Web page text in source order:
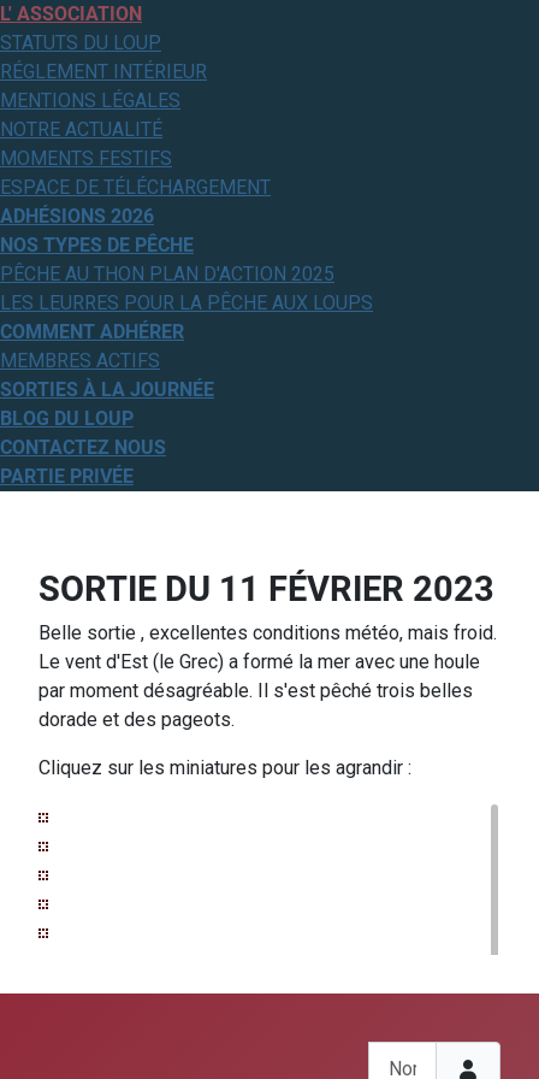
L' ASSOCIATION
STATUTS DU LOUP
RÉGLEMENT INTÉRIEUR
MENTIONS LÉGALES
NOTRE ACTUALITÉ
MOMENTS FESTIFS
ESPACE DE TÉLÉCHARGEMENT
ADHÉSIONS 2026
NOS TYPES DE PÊCHE
PÊCHE AU THON PLAN D'ACTION 2025
LES LEURRES POUR LA PÊCHE AUX LOUPS
COMMENT ADHÉRER
MEMBRES ACTIFS
SORTIES À LA JOURNÉE
BLOG DU LOUP
CONTACTEZ NOUS
PARTIE PRIVÉE
SORTIE DU 11 FÉVRIER 2023
Belle sortie , excellentes conditions météo, mais froid.
Le vent d'Est (le Grec) a formé la mer avec une houle
par moment désagréable. Il s'est pêché trois belles
dorade et des pageots.
Cliquez sur les miniatures pour les agrandir :
Nom d'utilisateur